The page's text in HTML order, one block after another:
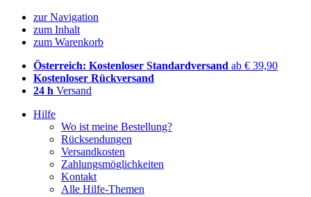
zur Navigation
zum Inhalt
zum Warenkorb
Österreich: Kostenloser Standardversand ab € 39,90
Kostenloser Rückversand
24 h Versand
Hilfe
Wo ist meine Bestellung?
Rücksendungen
Versandkosten
Zahlungsmöglichkeiten
Kontakt
Alle Hilfe-Themen